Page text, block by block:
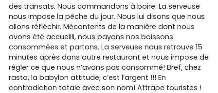
des transats. Nous commandons à boire. La serveuse
nous impose la pêche du jour. Nous lui disons que nous
allons réfléchir. Mécontents de la manière dont nous
avons été accueilli, nous payons nos boissons
consommées et partons. La serveuse nous retrouve 15
minutes après dans autre restaurant et nous impose de
régler ce que nous n’avons pas consommé! Bref, chez
rasta, la babylon attitude, c’est l’argent !!! En
contradiction totale avec son nom! Attrape touristes !